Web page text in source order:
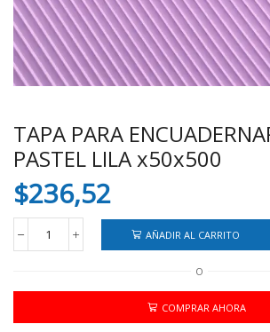
TAPA PARA
PASTEL LILA x50x500
$236,52
TAPA
A4
LILA
AÑADIR AL CARRITO
O
COMPRAR AHORA